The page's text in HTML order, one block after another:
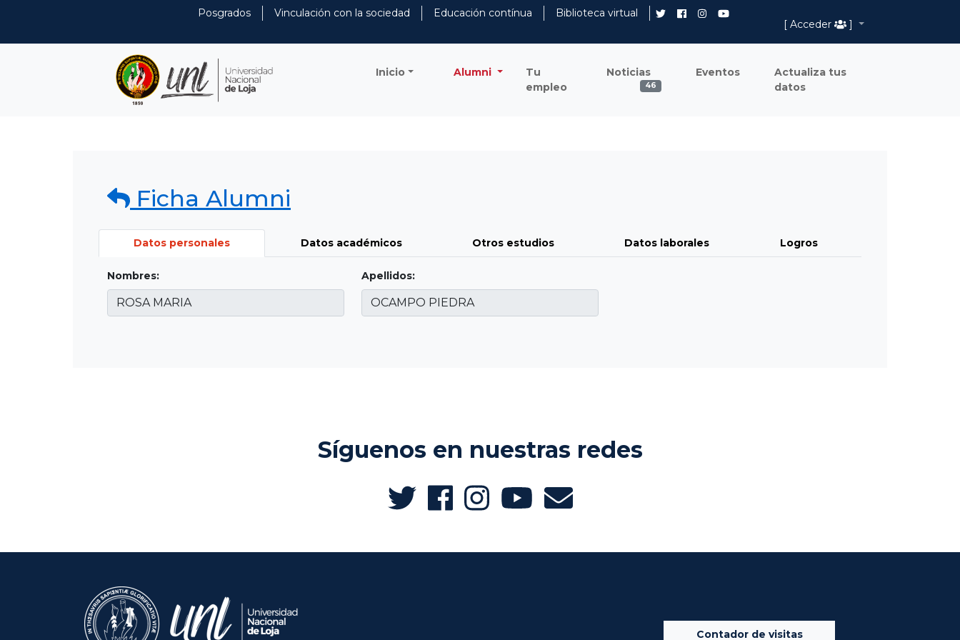
Posgrados Vinculación con la sociedad Educación contínua
Biblioteca virtual
[ Acceder
]
Inicio Alumni
Tu
empleo
Noticias
46
Eventos
Actualiza tus
datos
Ficha Alumni
Datos personales Datos académicos Otros estudios Datos laborales Logros
Nombres: Apellidos:
Síguenos en nuestras redes
Contador de visitas